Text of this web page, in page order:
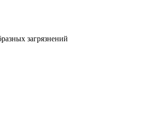
загрязнений